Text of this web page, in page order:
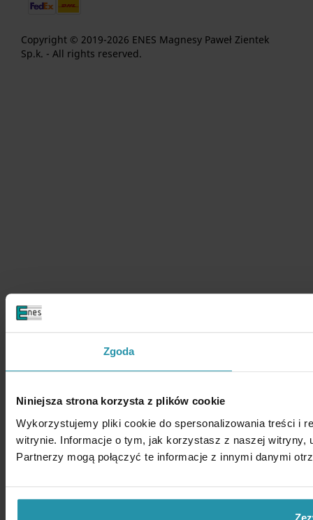
Zgoda
Niniejsza strona korzysta z plików cookie
Wykorzystujemy pliki cookie do spersonalizowania treści i
witrynie. Informacje o tym, jak korzystasz z naszej witryny,
Partnerzy mogą połączyć te informacje z innymi danymi
Copyright © 2019-2026 ENES Magnesy Paweł Zientek
Sp.k. - All rights reserved.